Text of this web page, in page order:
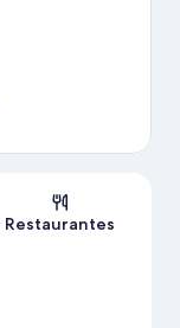
Restaurantes